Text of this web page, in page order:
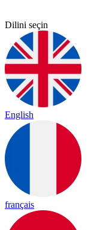
Dilini seçin
English
français